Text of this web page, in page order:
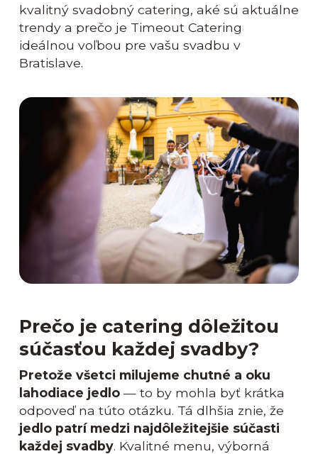
kvalitný svadobný catering, aké sú aktuálne
trendy a prečo je Timeout Catering
ideálnou voľbou pre vašu svadbu v
Bratislave.
Prečo je catering dôležitou
súčasťou každej svadby?
Pretože všetci milujeme chutné a oku
lahodiace jedlo— to by mohla byť krátka
odpoveď na túto otázku. Tá dlhšia znie, že
jedlo patrí medzi najdôležitejšie súčasti
každej svadby. Kvalitné menu, výborná